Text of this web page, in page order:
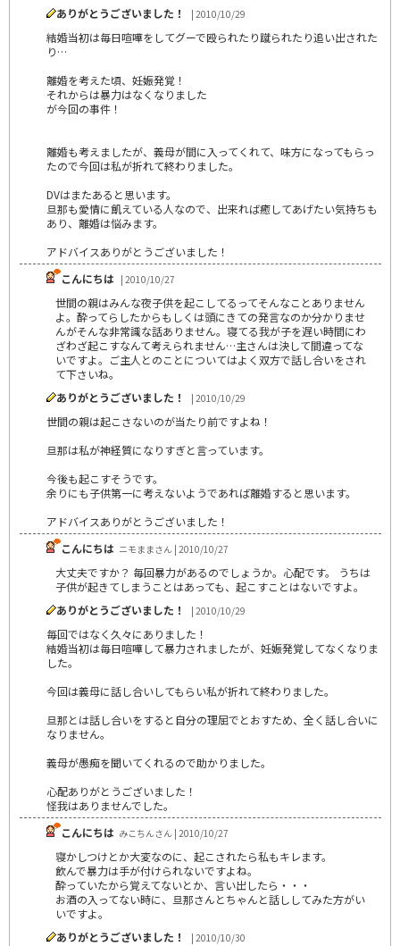
ありがとうございました！
| 2010/10/29
結婚当初は毎日喧嘩をしてグーで殴られたり蹴られたり追い出された
り…
離婚を考えた頃、妊娠発覚！
それからは暴力はなくなりました
が今回の事件！
離婚も考えましたが、義母が間に入ってくれて、味方になってもらっ
たので今回は私が折れて終わりました。
DVはまたあると思います。
旦那も愛情に飢えている人なので、出来れば癒してあげたい気持ちも
あり、離婚は悩みます。
アドバイスありがとうございました！
こんにちは | 2010/10/27
世間の親はみんな夜子供を起こしてるってそんなことありません
よ。酔ってらしたからもしくは頭にきての発言なのか分かりませ
んがそんな非常識な話ありません。寝てる我が子を遅い時間にわ
ざわざ起こすなんて考えられません…主さんは決して間違ってな
いですよ。ご主人とのことについてはよく双方で話し合いをされ
て下さいね。
ありがとうございました！
| 2010/10/29
世間の親は起こさないのが当たり前ですよね！
旦那は私が神経質になりすぎと言っています。
今後も起こすそうです。
余りにも子供第一に考えないようであれば離婚すると思います。
アドバイスありがとうございました！
こんにちは ニモままさん | 2010/10/27
大丈夫ですか？ 毎回暴力があるのでしょうか。心配です。 うちは
子供が起きてしまうことはあっても、起こすことはないですよ。
ありがとうございました！
| 2010/10/29
毎回ではなく久々にありました！
結婚当初は毎日喧嘩して暴力されましたが、妊娠発覚してなくなりま
した。
今回は義母に話し合いしてもらい私が折れて終わりました。
旦那とは話し合いをすると自分の理屈でとおすため、全く話し合いに
なりません。
義母が愚痴を聞いてくれるので助かりました。
心配ありがとうございました！
怪我はありませんでした。
こんにちは みこちんさん | 2010/10/27
寝かしつけとか大変なのに、起こされたら私もキレます。
飲んで暴力は手が付けられないですよね。
酔っていたから覚えてないとか、言い出したら・・・
お酒の入ってない時に、旦那さんとちゃんと話ししてみた方がい
いですよ。
ありがとうございました！
| 2010/10/30